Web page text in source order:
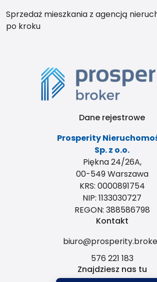
Sprzedaż mieszkania z agencją
po kroku
Dane rejestrowe
Prosperity
Sp. z o.o.
Piękna 24/26A,
00-549 Warszawa
KRS: 0000891754
NIP: 1133030727
REGON: 388586798
Kontakt
576 221 183
Znajdziesz nas tu